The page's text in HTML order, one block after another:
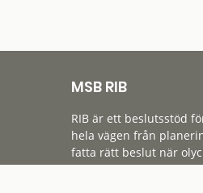
MSB RIB
RIB är ett beslutsstöd
hela vägen från
fatta rätt beslut när